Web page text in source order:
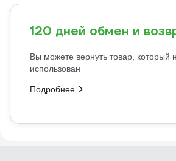
120 дней обмен и
Вы можете вернуть товар, который
использован
Подробнее